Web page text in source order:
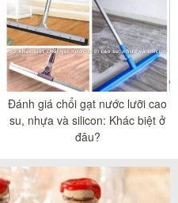
Đánh giá chổi gạt nước lưỡi cao
su, nhựa và silicon: Khác biệt ở
đâu?